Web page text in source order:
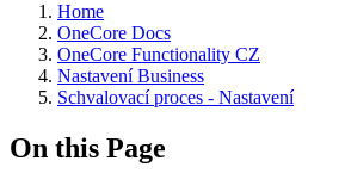
Home
OneCore Docs
OneCore Functionality CZ
Nastavení Business
Schvalovací proces - Nastavení
On this Page